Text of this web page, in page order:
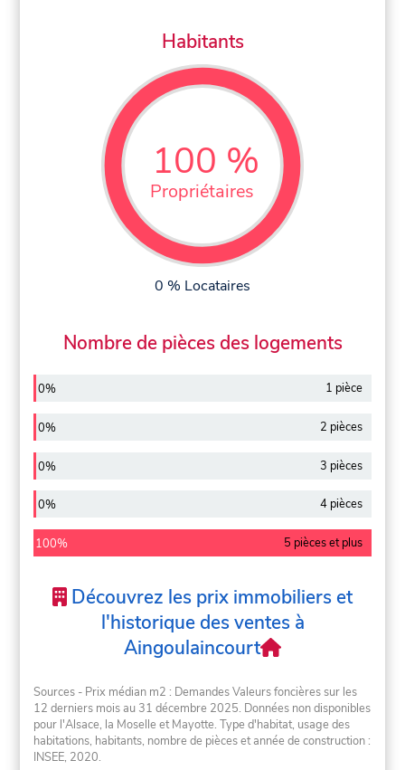
Habitants
100 %
Propriétaires
0 % Locataires
Nombre de pièces des logements
0% 1 pièce
0% 2 pièces
0% 3 pièces
0% 4 pièces
100% 5 pièces et plus
Découvrez les prix immobiliers et
l'historique des ventes à
Aingoulaincourt
Sources - Prix médian m2 : Demandes Valeurs foncières sur les
12 derniers mois au 31 décembre 2025. Données non disponibles
pour l'Alsace, la Moselle et Mayotte. Type d'habitat, usage des
habitations, habitants, nombre de pièces et année de construction :
INSEE, 2020.